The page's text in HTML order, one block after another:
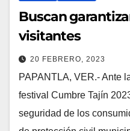
Buscan
visitantes
20 FEBRERO, 2023
PAPANTLA, VER.- Ante
festival Cumbre Tajín
seguridad de los